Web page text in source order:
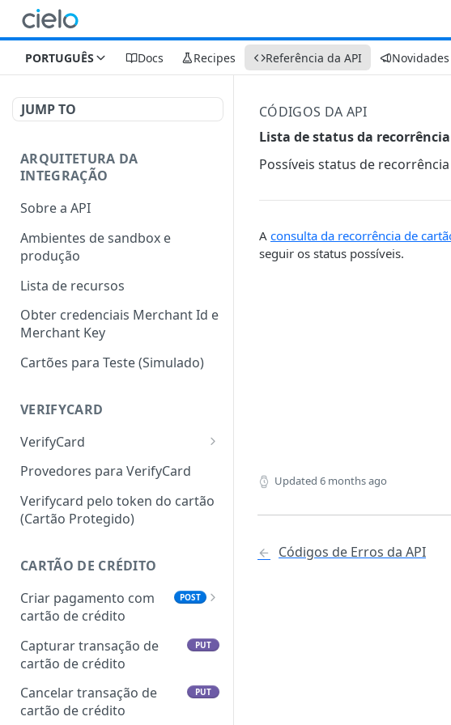
PORTUGUÊS Docs Recipes Referência da API Novidades
JUMP TO
ARQUITETURA DA
INTEGRAÇÃO
Sobre a API
Ambientes de sandbox e
produção
Lista de recursos
Obter credenciais Merchant Id e
Merchant Key
Cartões para Teste (Simulado)
VERIFYCARD
VerifyCard
VerifyCard pelo número
Provedores para VerifyCard
Verifycard pelo token do cartão
(Cartão Protegido)
CARTÃO DE CRÉDITO
Criar pagamento com
cartão de crédito
POST
Visa Intelligent Data Exchange
(IDX)
Capturar transação de
cartão de crédito
PUT
Cancelar transação de
cartão de crédito
PUT
CÓDIGOS DA API
Lista de status da
Possíveis status de recorrência
A consulta da recorrência de
seguir os status possíveis.
Updated 6 months ago
Códigos de Erros da API